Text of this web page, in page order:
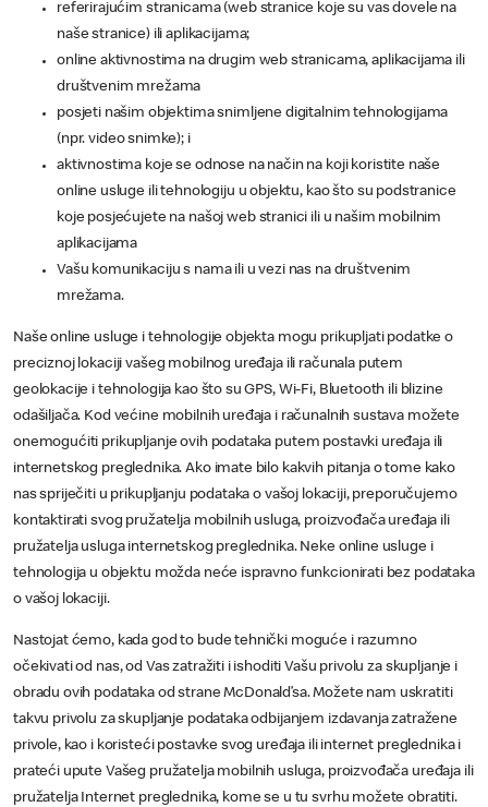
referirajućim stranicama (web stranice koje su vas dovele na
naše stranice) ili aplikacijama;
online aktivnostima na drugim web stranicama, aplikacijama ili
društvenim mrežama
posjeti našim objektima snimljene digitalnim tehnologijama
(npr. video snimke); i
aktivnostima koje se odnose na način na koji koristite naše
online usluge ili tehnologiju u objektu, kao što su podstranice
koje posjećujete na našoj web stranici ili u našim mobilnim
aplikacijama
Vašu komunikaciju s nama ili u vezi nas na društvenim
mrežama.
Naše online usluge i tehnologije objekta mogu prikupljati podatke o
preciznoj lokaciji vašeg mobilnog uređaja ili računala putem
geolokacije i tehnologija kao što su GPS, Wi-Fi, Bluetooth ili blizine
odašiljača. Kod većine mobilnih uređaja i računalnih sustava možete
onemogućiti prikupljanje ovih podataka putem postavki uređaja ili
internetskog preglednika. Ako imate bilo kakvih pitanja o tome kako
nas spriječiti u prikupljanju podataka o vašoj lokaciji, preporučujemo
kontaktirati svog pružatelja mobilnih usluga, proizvođača uređaja ili
pružatelja usluga internetskog preglednika. Neke online usluge i
tehnologija u objektu možda neće ispravno funkcionirati bez podataka
o vašoj lokaciji.
Nastojat ćemo, kada god to bude tehnički moguće i razumno
očekivati od nas, od Vas zatražiti i ishoditi Vašu privolu za skupljanje i
obradu ovih podataka od strane McDonald’sa. Možete nam uskratiti
takvu privolu za skupljanje podataka odbijanjem izdavanja zatražene
privole, kao i koristeći postavke svog uređaja ili internet preglednika i
prateći upute Vašeg pružatelja mobilnih usluga, proizvođača uređaja ili
pružatelja Internet preglednika, kome se u tu svrhu možete obratiti.